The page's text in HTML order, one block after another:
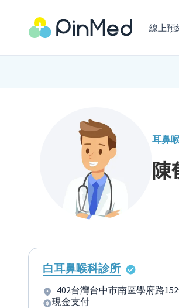
線上預
耳鼻
陳
白耳鼻喉科診所
402台灣台中市南區學府路
現金支付